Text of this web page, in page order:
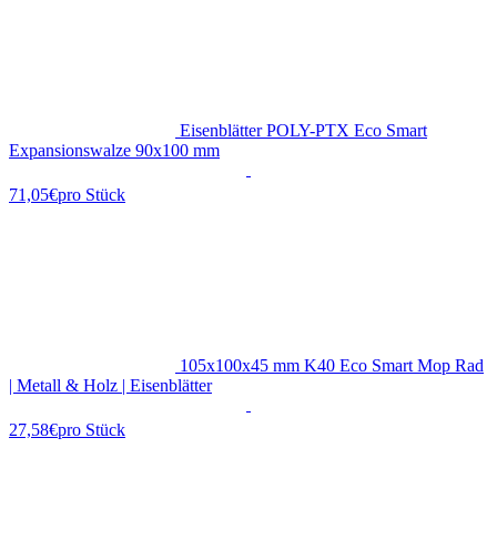
Eisenblätter POLY-PTX Eco Smart
Expansionswalze 90x100 mm
71,05€pro Stück
105x100x45 mm K40 Eco Smart Mop Rad
| Metall & Holz | Eisenblätter
27,58€pro Stück